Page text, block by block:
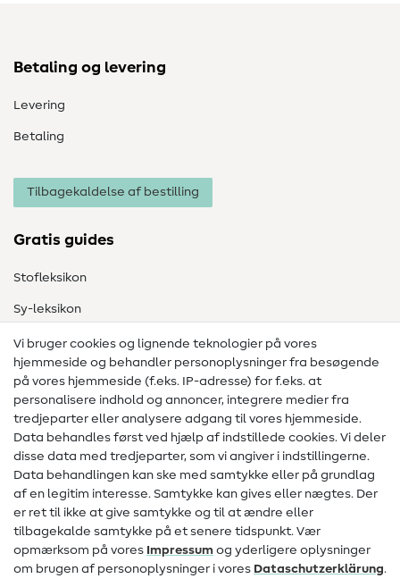
Betaling og levering
Levering
Betaling
Tilbagekaldelse af bestilling
Gratis guides
Stofleksikon
Sy-leksikon
Syvejledninger
Hjælp & kontakt
Kontakt
Information om ændring af operatør
FAQ
Fortrydelsesret
Populært
Vi bruger cookies og lignende teknologier på vores
hjemmeside og behandler personoplysninger fra besøgende
på vores hjemmeside (f.eks. IP-adresse) for f.eks. at
personalisere indhold og annoncer, integrere medier fra
tredjeparter eller analysere adgang til vores hjemmeside.
Data behandles først ved hjælp af indstillede cookies. Vi deler
disse data med tredjeparter, som vi angiver i indstillingerne.
Data behandlingen kan ske med samtykke eller på grundlag
af en legitim interesse. Samtykke kan gives eller nægtes. Der
er ret til ikke at give samtykke og til at ændre eller
tilbagekalde samtykke på et senere tidspunkt. Vær
opmærksom på vores Impressum og yderligere oplysninger
om brugen af personoplysninger i vores Data­schutz­erklärung.